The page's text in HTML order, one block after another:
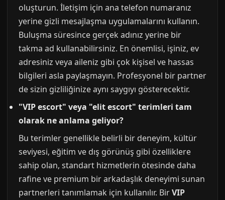
oluşturun. İletişim için ana telefon numaranız
yerine gizli mesajlaşma uygulamalarını kullanın.
Buluşma süresince gerçek adınız yerine bir
takma ad kullanabilirsiniz. En önemlisi, işiniz, ev
adresiniz veya aileniz gibi çok kişisel ve hassas
bilgileri asla paylaşmayın. Profesyonel bir partner
de sizin gizliliğinize aynı saygıyı gösterecektir.
"VIP escort" veya "elit escort" terimleri tam
olarak ne anlama geliyor?
Bu terimler genellikle belirli bir deneyim, kültür
seviyesi, eğitim ve dış görünüş gibi özelliklere
sahip olan, standart hizmetlerin ötesinde daha
rafine ve premium bir arkadaşlık deneyimi sunan
partnerleri tanımlamak için kullanılır. BirVIP